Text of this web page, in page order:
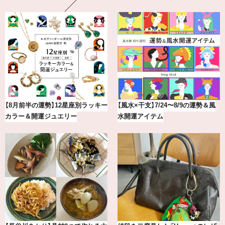
最新版！東京都内のおしゃれな朝活
カフェ＆モーニング9選
【BAILA×OMO】ウオズミアミ描き
下ろし！金沢の旅リスト